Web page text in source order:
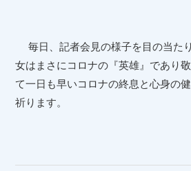
毎日、記者会見の様子を目の当た
女はまさにコロナの『英雄』であり
て一日も早いコロナの終息と心身の
祈ります。